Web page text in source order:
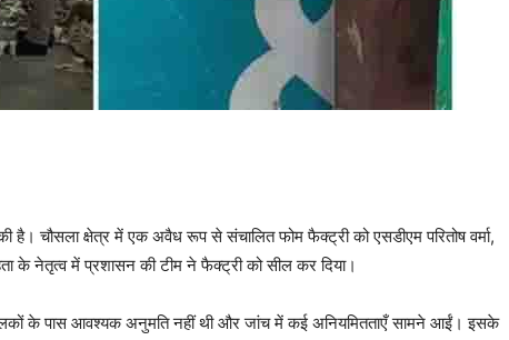
है। चौसला क्षेत्र में एक अवैध रूप से संचालित फोम फैक्ट्री को एसडीएम परितोष वर्मा,
के नेतृत्व में प्रशासन की टीम ने फैक्ट्री को सील कर दिया।
के पास आवश्यक अनुमति नहीं थी और जांच में कई अनियमितताएँ सामने आईं। इसके